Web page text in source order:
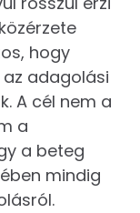
hogy
az adagolási
A cél nem a
a
a beteg
mindig